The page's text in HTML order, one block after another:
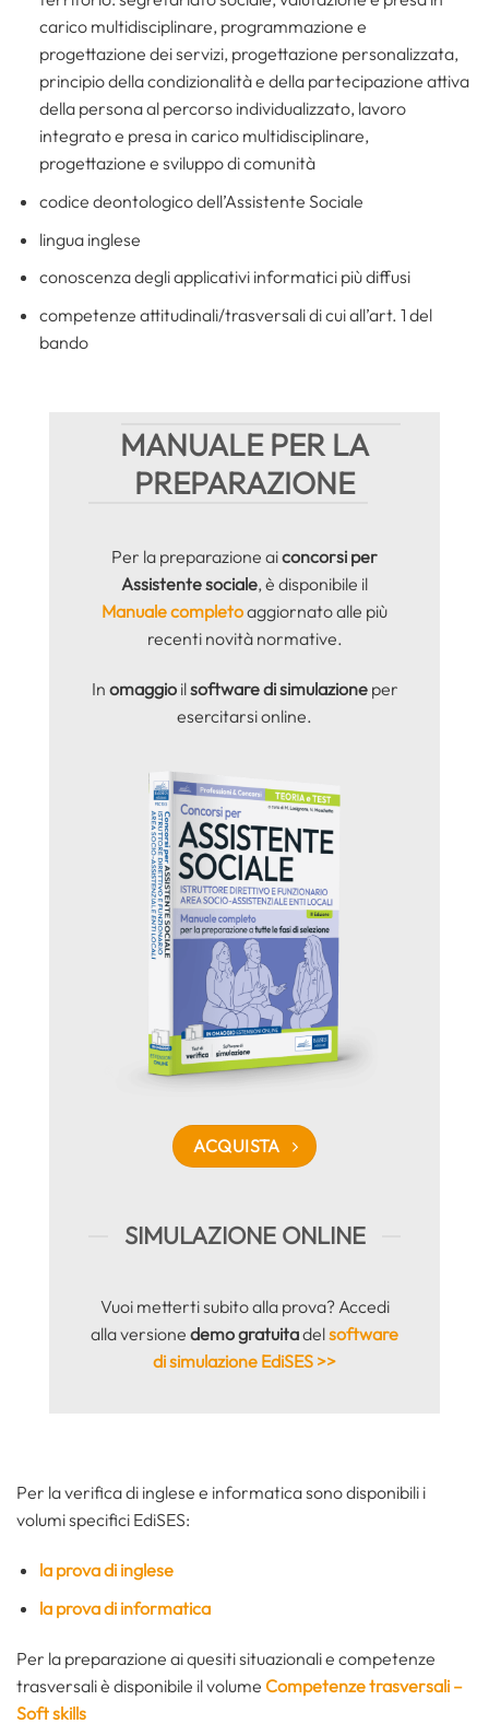
carico multidisciplinare, programmazione e
progettazione dei servizi, progettazione personalizzata,
principio della condizionalità e della partecipazione attiva
della persona al percorso individualizzato, lavoro
integrato e presa in carico multidisciplinare,
progettazione e sviluppo di comunità
codice deontologico dell’Assistente Sociale
lingua inglese
conoscenza degli applicativi informatici più diffusi
competenze attitudinali/trasversali di cui all’art. 1 del
bando
MANUALE PER LA
PREPARAZIONE
Per la preparazione aiconcorsi per
Assistente sociale, è disponibile il
Manuale completoaggiornato alle più
recenti novità normative.
In omaggioilsoftware di simulazioneper
esercitarsi online.
ACQUISTA
SIMULAZIONE ONLINE
Vuoi metterti subito alla prova? Accedi
alla versione demo gratuitadelsoftware
di simulazione EdiSES >>
Per la verifica di inglese e informatica sono disponibili i
volumi specifici EdiSES:
la prova di inglese
la prova di informatica
Per la preparazione ai quesiti situazionali e competenze
trasversali è disponibile il volume Competenze trasversali –
Soft skills